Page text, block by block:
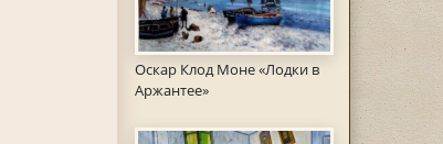
Оскар Клод Моне «Лодки в
Аржантее»